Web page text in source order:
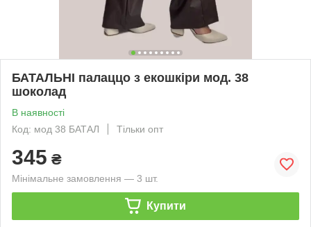
БАТАЛЬНІ палаццо з екошкіри мод. 38
шоколад
В наявності
Код: мод 38 БАТАЛ
Тільки опт
345 ₴
Мінімальне замовлення — 3 шт.
Купити